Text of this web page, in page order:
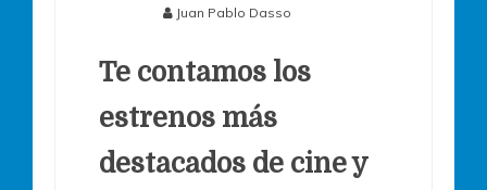
Juan Pablo Dasso
Te contamos los
estrenos más
destacados de cine y